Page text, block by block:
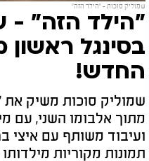
שמוליק סוכות - "הילד הזה"
"הילד הזה" -
בסינגל
החדש!
שמוליק סוכות משיק את
מתוך אלבומו השני, עם
ועיבוד משותף עם איצי
תמונות מקוריות